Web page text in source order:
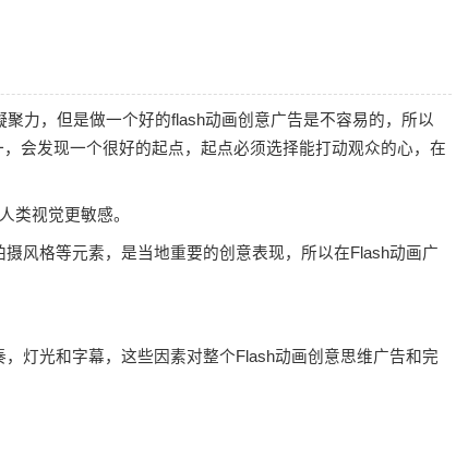
力，但是做一个好的flash动画创意广告是不容易的，所以
会发现一个很好的起点，起点必须选择能打动观众的心，在
视觉更敏感。
风格等元素，是当地重要的创意表现，所以在Flash动画广
灯光和字幕，这些因素对整个Flash动画创意思维广告和完